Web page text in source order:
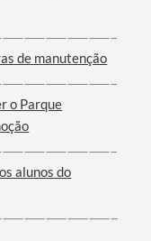
de manutenção
o Parque
alunos do